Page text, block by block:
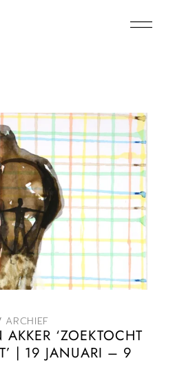
ARCHIEF
‘ZOEKTOCHT
| 19 JANUARI – 9